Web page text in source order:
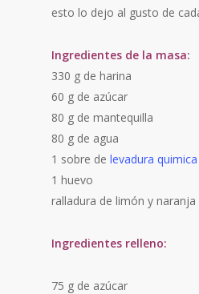
esto lo dejo al gusto de
Ingredientes de la masa:
330 g de harina
60 g de azúcar
80 g de mantequilla
80 g de agua
1 sobre de levadura quimica
1 huevo
ralladura de limón y
Ingredientes relleno:
75 g de azúcar